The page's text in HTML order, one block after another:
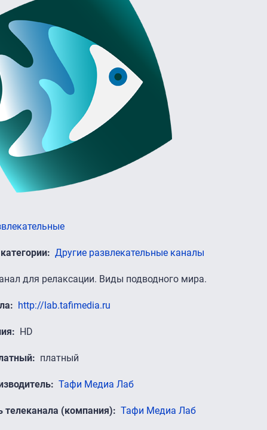
Другие развлекательные каналы
для релаксации. Виды подводного мира.
http://lab.tafimedia.ru
HD
платный
Тафи Медиа Лаб
телеканала (компания) Тафи Медиа Лаб